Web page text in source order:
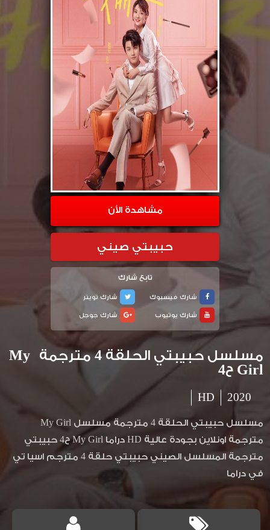
مشاهدة الأن
حبيبتي صيني
تابع شارك
شارك فيسبوك
شارك تويتر
شارك يوتيوب
شارك جوجل
مسلسل حبيبتي الحلقة 4 مترجمة My
Girl ح4
2020
HD
مسلسل حبيبتي الحلقة 4 مترجمة مسلسل My Girl
مترجمة اونلاين بجودة عالية HD دراما My Girl ح4 حبيبتي
مترجمة المسلسل الصيني حبيبتي حلقة 4 مترجم اسيا تي
في دراما